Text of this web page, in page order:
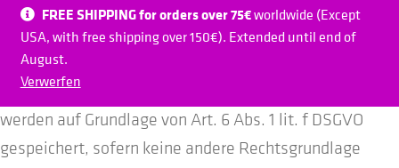
FREE SHIPPING for orders over 75€worldwide (Except
USA, with free shipping over 150€). Extended until end of
August.
Verwerfen
bestimmter, von Ihnen erwünschter Funktionen (z. B.
für die Warenkorbfunktion) oder zur Optimierung der
Website (z. B. Cookies zur Messung des
Webpublikums) erforderlich sind (notwendige Cookies),
werden auf Grundlage von Art. 6 Abs. 1 lit. f DSGVO
gespeichert, sofern keine andere Rechtsgrundlage